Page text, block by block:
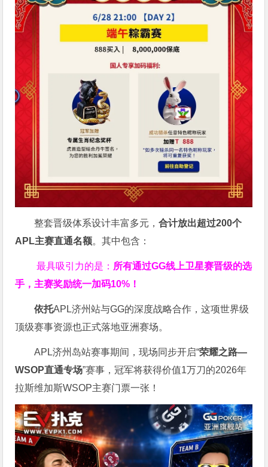
整套晋级体系设计丰富多元，合计放出超过200个
APL主赛直通名额。其中包含：
最具吸引力的是： 所有通过GG线上卫星赛晋级的选
手，主赛奖励统一加码10% ！
依托APL济州站与GG的深度战略合作，这项世界级
顶级赛事资源也正式落地亚洲赛场。
APL济州岛站赛事期间，现场同步开启“荣耀之路—
WSOP直通专场”赛事，冠军将获得价值1万刀的2026年
拉斯维加斯WSOP主赛门票一张！